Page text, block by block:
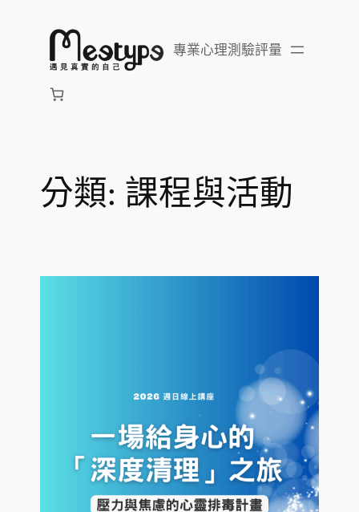
專業心理測驗評量
分類: 課程與活動